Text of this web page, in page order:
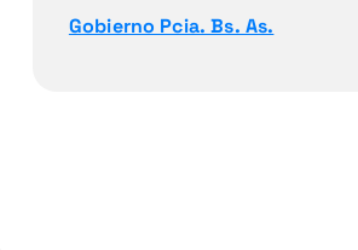
Gobierno Pcia. Bs. As.